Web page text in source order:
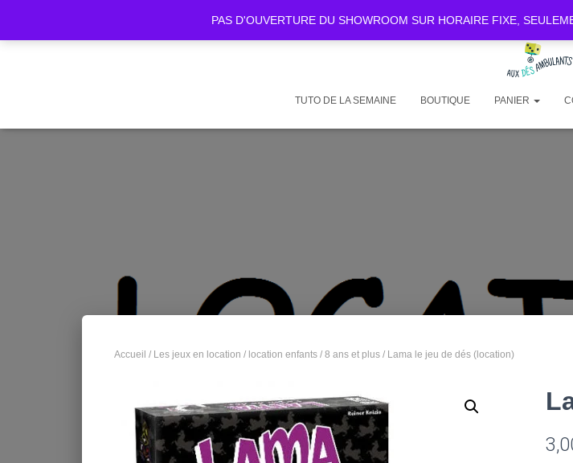
PAS D'OUVERTURE DU SHOWROOM SUR HORAIRE FIXE,
TUTO DE LA SEMAINE BOUTIQUE PANIER
Accueil / Les jeux en location / location enfants / 8 ans et plus / Lama le jeu de dés (location)